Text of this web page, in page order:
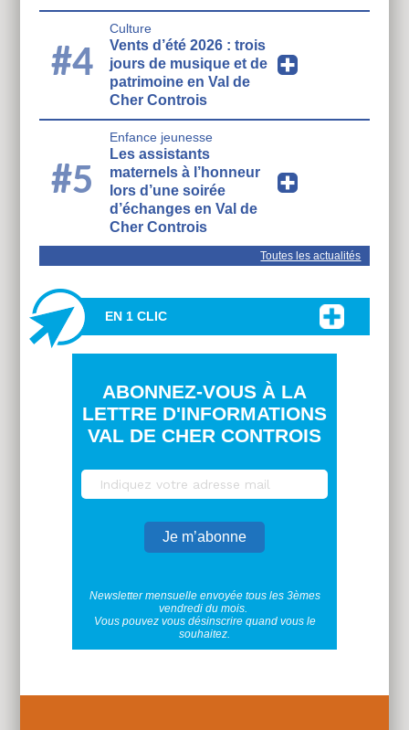
#4
Culture
Vents d’été 2026 : trois
jours de musique et de
patrimoine en Val de
Cher Controis
#5
Enfance jeunesse
Les assistants
maternels à l’honneur
lors d’une soirée
d’échanges en Val de
Cher Controis
Toutes les actualités
EN 1 CLIC
ABONNEZ-VOUS À LA
LETTRE D'INFORMATIONS
VAL DE CHER CONTROIS
Newsletter mensuelle envoyée tous les 3èmes
vendredi du mois.
Vous pouvez vous désinscrire quand vous le
souhaitez.